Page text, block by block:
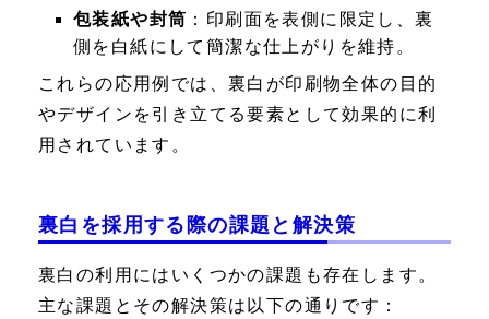
包装紙や封筒 ：印刷面を表側に限定し、裏
側を白紙にして簡潔な仕上がりを維持。
これらの応用例では、裏白が印刷物全体の目的
やデザインを引き立てる要素として効果的に利
用されています。
裏白を採用する際の課題と解決策
裏白の利用にはいくつかの課題も存在します。
主な課題とその解決策は以下の通りです：